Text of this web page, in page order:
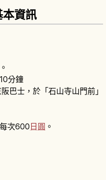
資訊
分鐘
巴士，於「石山寺山門前」
次600 日圓 。